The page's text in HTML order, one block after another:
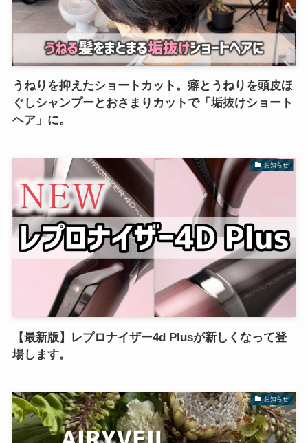
うねりを抑えたショートカット。癖とうねりを頭皮ほ
ぐしシャンプーとおさまりカットで「垢抜けショート
ヘア」に。
お知らせ
【最新版】レプロナイザー4d Plusが新しくなって登
場します。
お知らせ